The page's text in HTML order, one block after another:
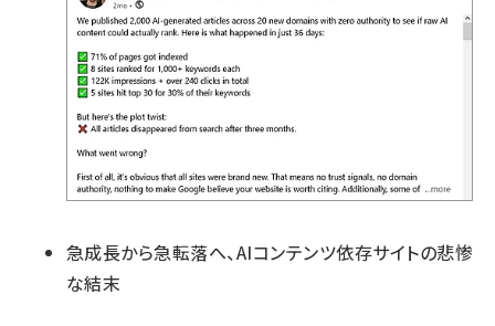
急成長から急転落へ、AIコンテンツ依存サイトの悲惨
な結末